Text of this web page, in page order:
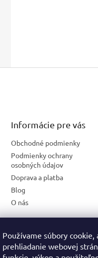
Používame súbory
prehliadanie webovej
Informácie pre vás
Obchodné podmienky
Podmienky ochrany
osobných údajov
Doprava a platba
Blog
O nás